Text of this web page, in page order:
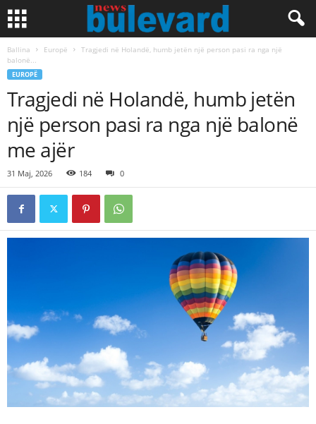
Ballina Europë
Tragjedi në Holandë, humb jetën një person pasi ra nga një
balonë...
EUROPË
Tragjedi në Holandë, humb jetën
një person pasi ra nga një balonë
me ajër
31 Maj, 2026 184 0